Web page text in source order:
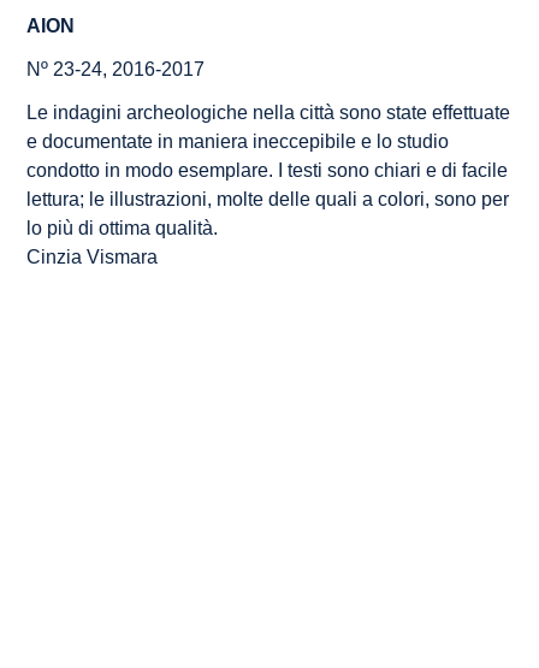
AION
Nº 23-24, 2016-2017
Le indagini archeologiche nella città sono state effettuate
e documentate in maniera ineccepibile e lo studio
condotto in modo esemplare. I testi sono chiari e di facile
lettura; le illustrazioni, molte delle quali a colori, sono per
lo più di ottima qualità.
Cinzia Vismara